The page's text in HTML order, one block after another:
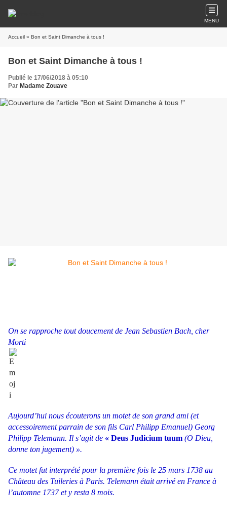
MENU
Accueil » Bon et Saint Dimanche à tous !
Bon et Saint Dimanche à tous !
Publié le 17/06/2018 à 05:10
Par Madame Zouave
On se rapproche tout doucement de Jean Sebastien Bach, cher
Morti
Aujourd’hui nous écouterons un motet de son grand ami (et
accessoirement parrain de son fils Carl Philipp Emanuel) Georg
Philipp Telemann. Il s’agit de « Deus Judicium tuum (O Dieu,
donne ton jugement) ».
Ce motet fut interprété pour la première fois le 25 mars 1738 au
Château des Tuileries à Paris. Telemann était arrivé en France à
l’automne 1737 et y resta 8 mois.